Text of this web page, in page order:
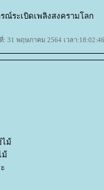
ระเบิดเพลิงสงครามโลก
: 31 พฤษภาคม 2564 เวลา
ม้
ม้